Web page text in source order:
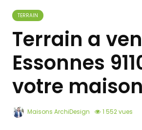
TERRAIN
Terrain a
Essonnes
votre
Maisons ArchiDesign 1 552 vues